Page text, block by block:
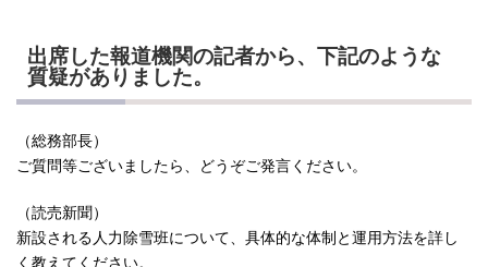
出席した報道機関の記者から、下記のような
質疑がありました。
（総務部長）
ご質問等ございましたら、どうぞご発言ください。
（読売新聞）
新設される人力除雪班について、具体的な体制と運用方法を詳し
く教えてください。